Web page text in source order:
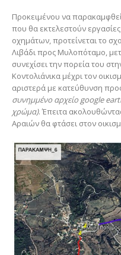
Προκειμένου να
που θα εκτελεστούν
οχημάτων, προτείνεται το
Λιβάδι προς Μυλοπόταμο,
συνεχίσει την πορεία του
Κοντολιάνικα μέχρι τον
αριστερά με κατεύθυνση
συνημμένο αρχείο google
χρώμα). Έπειτα
Αραιών θα φτάσει στον